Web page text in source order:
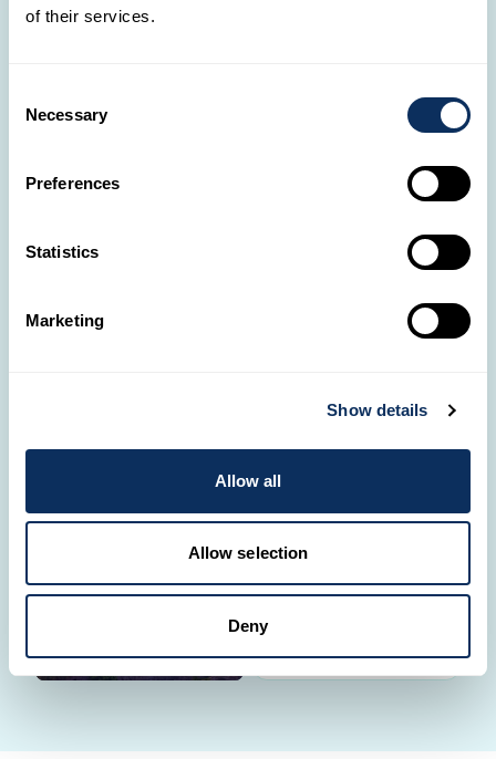
of their services.
Selection
Necessary
Preferences
Statistics
Marketing
Show details
Allow all
Allow selection
Deny
Oman
Turquie
Où souhaites-tu
partir ?
Partage avec nous ton
projet. L'un de nos
recontactera ensuite
pour le réaliser.